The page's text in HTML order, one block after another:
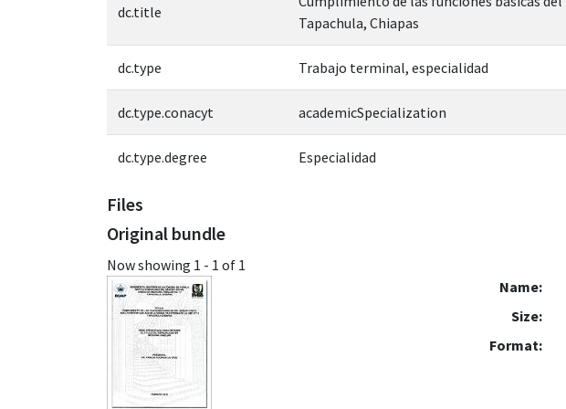
dc.title
Tapachula, Chiapas
dc.type Trabajo terminal, especialidad
dc.type.conacyt academicSpecialization
dc.type.degree Especialidad
Files
Original bundle
Now showing 1 - 1 of 1
Name:
Size:
Format: